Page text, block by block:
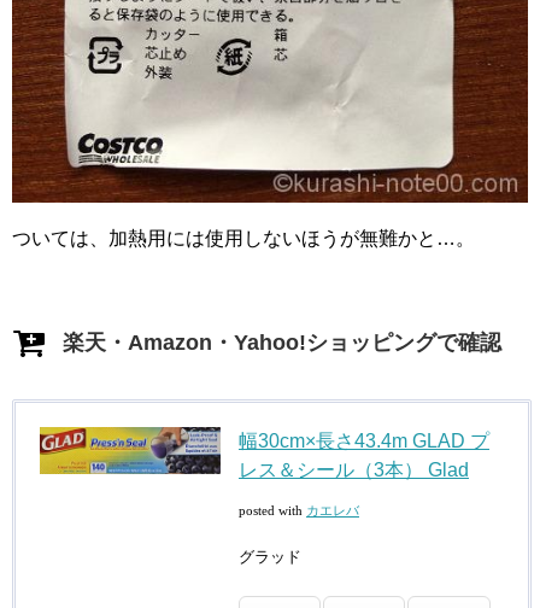
ついては、加熱用には使用しないほうが無難かと…。
楽天・Amazon・Yahoo!ショッピングで確認
幅30cm×長さ43.4m GLAD プ
レス＆シール（3本） Glad
posted with カエレバ
グラッド